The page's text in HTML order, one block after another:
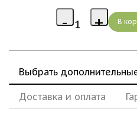
Выбрать
Доставка и оплата